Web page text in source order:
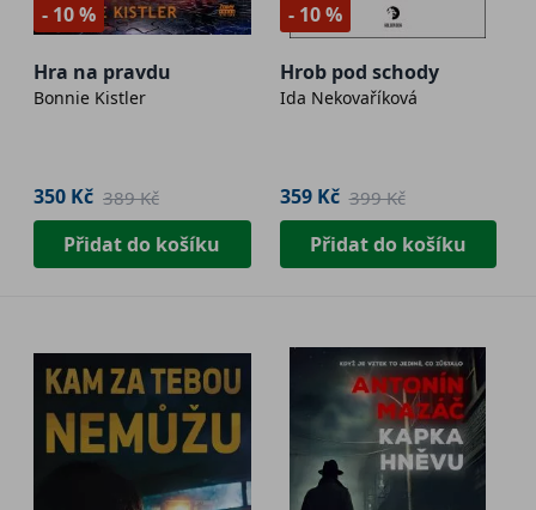
- 10 %
Hra na pravdu
Bonnie Kistler
350 Kč 389 Kč
Přidat do košíku
- 10 %
Hrob pod schody
Ida Nekovaříková
359 Kč 399 Kč
Přidat do košíku